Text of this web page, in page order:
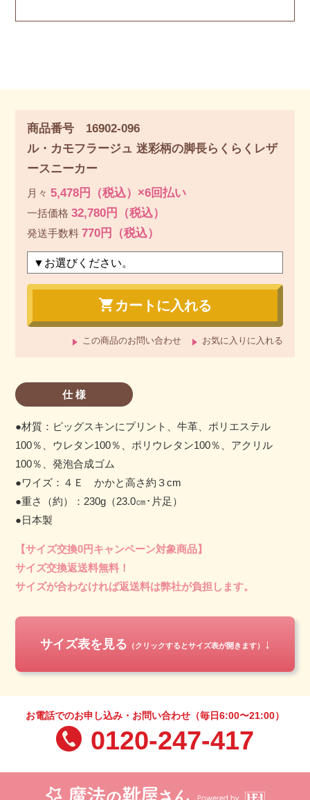
商品番号 16902-096
ル・カモフラージュ 迷彩柄の脚長らくらくレザ
ースニーカー
月々 5,478円（税込）×6回払い
一括価格 32,780円（税込）
発送手数料 770円（税込）
shopping_cart カートに入れる
この商品のお問い合わせ お気に入りに入れる
仕 様
●材質：ピッグスキンにプリント、牛革、ポリエステル
100％、ウレタン100％、ポリウレタン100％、アクリル
100％、発泡合成ゴム
●ワイズ：４Ｅ かかと高さ約３cm
●重さ（約）：230g（23.0㎝･片足）
●日本製
【サイズ交換0円キャンペーン対象商品】
サイズ交換返送料無料！
サイズが合わなければ返送料は弊社が負担します。
サイズ表を見る （クリックするとサイズ表が開きます）
足囲・足幅 サイズ （約・cm）
22.0 21.5 7.60
お電話でのお申し込み・お問い合わせ（毎日6:00〜21:00）
0120-247-417